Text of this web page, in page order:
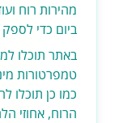
מהירות רוח
ביום כדי
טמפרטורות
כמו כן תוכלו
הרוח, אחוזי